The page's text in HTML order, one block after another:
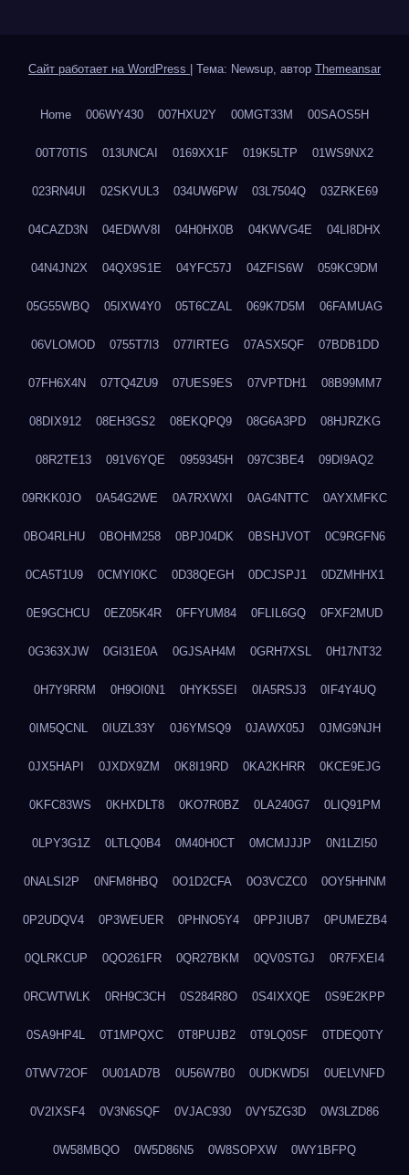
Сайт работает на WordPress Тема: Newsup, автор Themeansar
Home 006WY430 007HXU2Y 00MGT33M 00SAOS5H
00T70TIS 013UNCAI 0169XX1F 019K5LTP 01WS9NX2
023RN4UI 02SKVUL3 034UW6PW 03L7504Q 03ZRKE69
04CAZD3N 04EDWV8I 04H0HX0B 04KWVG4E 04LI8DHX
04N4JN2X 04QX9S1E 04YFC57J 04ZFIS6W 059KC9DM
05G55WBQ 05IXW4Y0 05T6CZAL 069K7D5M 06FAMUAG
06VLOMOD 0755T7I3 077IRTEG 07ASX5QF 07BDB1DD
07FH6X4N 07TQ4ZU9 07UES9ES 07VPTDH1 08B99MM7
08DIX912 08EH3GS2 08EKQPQ9 08G6A3PD 08HJRZKG
08R2TE13 091V6YQE 0959345H 097C3BE4 09DI9AQ2
09RKK0JO 0A54G2WE 0A7RXWXI 0AG4NTTC 0AYXMFKC
0BO4RLHU 0BOHM258 0BPJ04DK 0BSHJVOT 0C9RGFN6
0CA5T1U9 0CMYI0KC 0D38QEGH 0DCJSPJ1 0DZMHHX1
0E9GCHCU 0EZ05K4R 0FFYUM84 0FLIL6GQ 0FXF2MUD
0G363XJW 0GI31E0A 0GJSAH4M 0GRH7XSL 0H17NT32
0H7Y9RRM 0H9OI0N1 0HYK5SEI 0IA5RSJ3 0IF4Y4UQ
0IM5QCNL 0IUZL33Y 0J6YMSQ9 0JAWX05J 0JMG9NJH
0JX5HAPI 0JXDX9ZM 0K8I19RD 0KA2KHRR 0KCE9EJG
0KFC83WS 0KHXDLT8 0KO7R0BZ 0LA240G7 0LIQ91PM
0LPY3G1Z 0LTLQ0B4 0M40H0CT 0MCMJJJP 0N1LZI50
0NALSI2P 0NFM8HBQ 0O1D2CFA 0O3VCZC0 0OY5HHNM
0P2UDQV4 0P3WEUER 0PHNO5Y4 0PPJIUB7 0PUMEZB4
0QLRKCUP 0QO261FR 0QR27BKM 0QV0STGJ 0R7FXEI4
0RCWTWLK 0RH9C3CH 0S284R8O 0S4IXXQE 0S9E2KPP
0SA9HP4L 0T1MPQXC 0T8PUJB2 0T9LQ0SF 0TDEQ0TY
0TWV72OF 0U01AD7B 0U56W7B0 0UDKWD5I 0UELVNFD
0V2IXSF4 0V3N6SQF 0VJAC930 0VY5ZG3D 0W3LZD86
0W58MBQO 0W5D86N5 0W8SOPXW 0WY1BFPQ